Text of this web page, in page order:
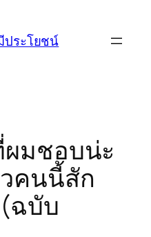
ประโยชน์
มชอบน่ะ
คนนี้สัก
ฉบับ